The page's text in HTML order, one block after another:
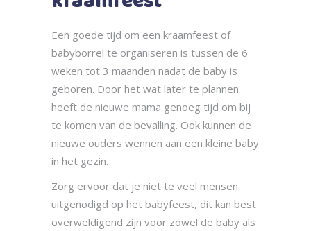
Een goede tijd om een kraamfeest of
babyborrel te organiseren is tussen de 6
weken tot 3 maanden nadat de baby is
geboren. Door het wat later te plannen
heeft de nieuwe mama genoeg tijd om bij
te komen van de bevalling. Ook kunnen de
nieuwe ouders wennen aan een kleine baby
in het gezin.
Zorg ervoor dat je niet te veel mensen
uitgenodigd op het babyfeest, dit kan best
overweldigend zijn voor zowel de baby als